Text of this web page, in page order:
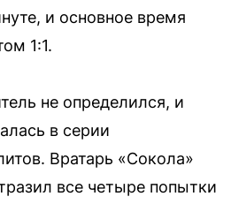
и основное время
1:1.
не определился, и
в серии
Вратарь «Сокола»
все четыре попытки